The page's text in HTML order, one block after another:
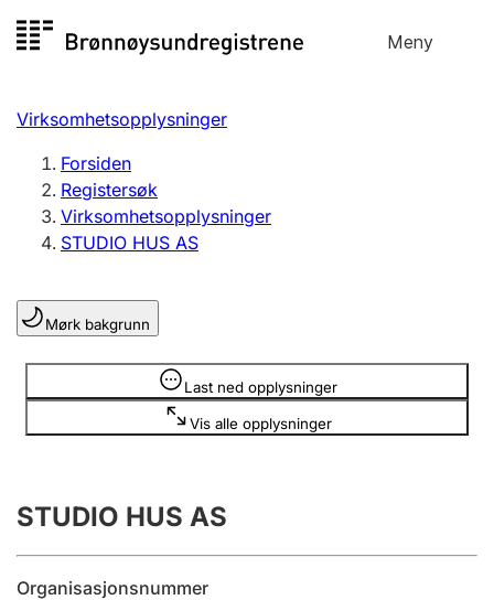
til
Meny
Registersøk
Aksjeselskap
Enkeltpersonforetak
Registrere, endre, slette
Lag og forening
Registrere, endre, slette
Årsregnskap
Innsending og forsinkelsesgebyr
Virksomhetsopplysninger
Forsiden
Registersøk
Virksomhetsopplysninger
STUDIO HUS AS
Mørk bakgrunn
Last ned opplysninger
Vis alle opplysninger
Opplysninger er skjult
STUDIO HUS AS
Organisasjonsnummer